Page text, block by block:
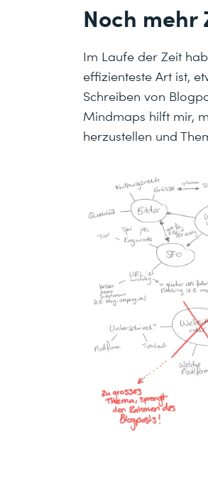
Noch mehr
Im Laufe der Zeit
effizienteste Art ist,
Schreiben von
Mindmaps hilft mir,
herzustellen und